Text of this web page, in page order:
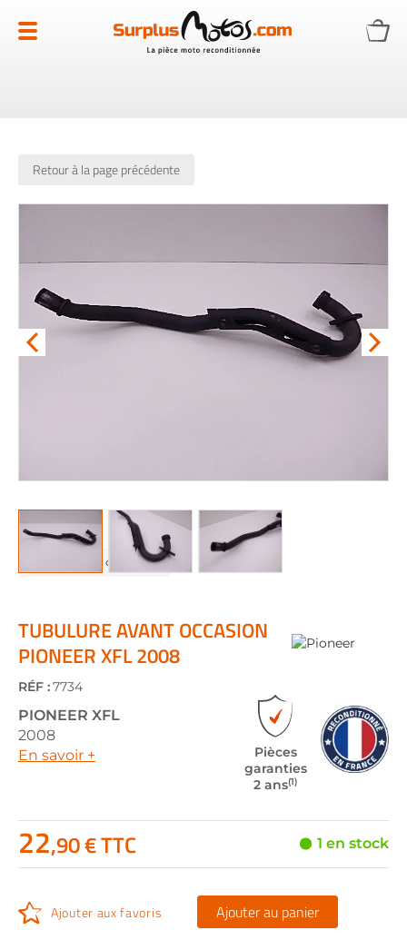
au
contenu
Retour à la page précédente
end
the
images
gallery
the
beginning
of
the
images
gallery
TUBULURE AVANT OCCASION
PIONEER XFL 2008
RÉF :7734
PIONEER XFL
2008
En savoir +
Pièces
garanties
2 ans(1)
22,90 € TTC 1 en stock
Ajouter aux favoris Ajouter au panier